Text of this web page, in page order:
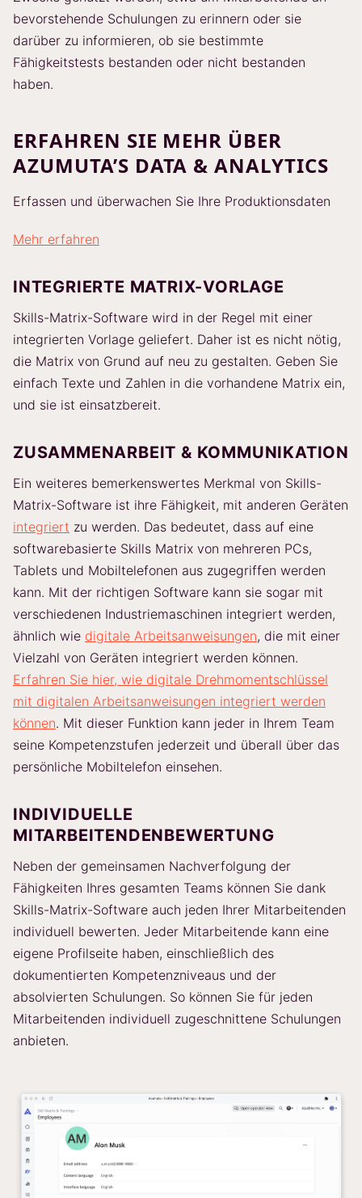
bevorstehende Schulungen zu erinnern oder sie
darüber zu informieren, ob sie bestimmte
Fähigkeitstests bestanden oder nicht bestanden
haben.
ERFAHREN SIE MEHR ÜBER
AZUMUTA’S DATA & ANALYTICS
Erfassen und überwachen Sie Ihre Produktionsdaten
Mehr erfahren
INTEGRIERTE MATRIX-VORLAGE
Skills-Matrix-Software wird in der Regel mit einer
integrierten Vorlage geliefert. Daher ist es nicht nötig,
die Matrix von Grund auf neu zu gestalten. Geben Sie
einfach Texte und Zahlen in die vorhandene Matrix ein,
und sie ist einsatzbereit.
ZUSAMMENARBEIT & KOMMUNIKATION
Ein weiteres bemerkenswertes Merkmal von Skills-
Matrix-Software ist ihre Fähigkeit, mit anderen Geräten
integriert zu werden. Das bedeutet, dass auf eine
softwarebasierte Skills Matrix von mehreren PCs,
Tablets und Mobiltelefonen aus zugegriffen werden
kann. Mit der richtigen Software kann sie sogar mit
verschiedenen Industriemaschinen integriert werden,
ähnlich wie digitale Arbeitsanweisungen, die mit einer
Vielzahl von Geräten integriert werden können.
Erfahren Sie hier, wie digitale Drehmomentschlüssel
mit digitalen Arbeitsanweisungen integriert werden
können. Mit dieser Funktion kann jeder in Ihrem Team
seine Kompetenzstufen jederzeit und überall über das
persönliche Mobiltelefon einsehen.
INDIVIDUELLE
MITARBEITENDENBEWERTUNG
Neben der gemeinsamen Nachverfolgung der
Fähigkeiten Ihres gesamten Teams können Sie dank
Skills-Matrix-Software auch jeden Ihrer Mitarbeitenden
individuell bewerten. Jeder Mitarbeitende kann eine
eigene Profilseite haben, einschließlich des
dokumentierten Kompetenzniveaus und der
absolvierten Schulungen. So können Sie für jeden
Mitarbeitenden individuell zugeschnittene Schulungen
anbieten.